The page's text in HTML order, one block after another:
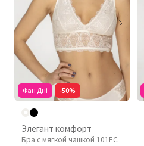
Фан Дні -50%
Элегант комфорт
Бра с мягкой чашкой 101EC